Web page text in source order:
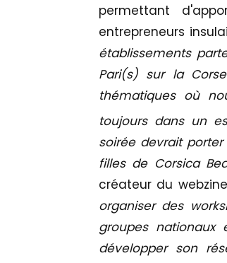
permettant
entrepreneurs
établissements
Pari(s) sur la
thématiques où
toujours dans un
soirée devrait
filles de Corsica
créateur du
organiser des
groupes
développer son